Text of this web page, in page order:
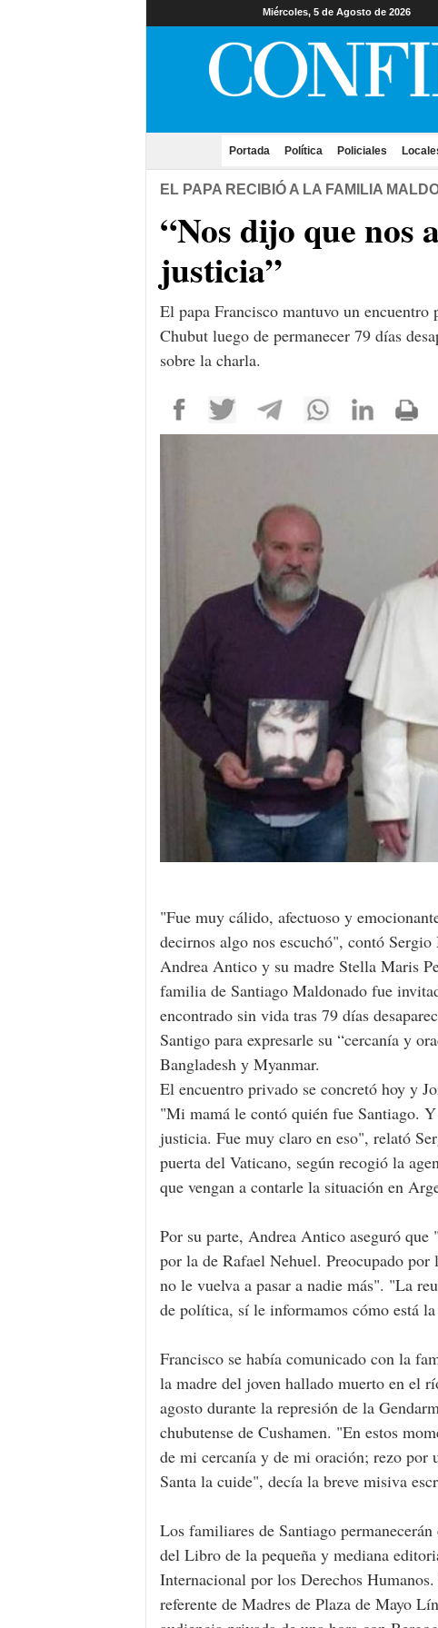
Miércoles, 5 de Agosto de 2026
Portada(current)
Política Policiales
EL PAPA RECIBIÓ A LA FAMILIA
“Nos dijo que nos
justicia”
El papa Francisco mantuvo un
Chubut luego de permanecer 79 días
sobre la charla.
"Fue muy cálido, afectuoso y
decirnos algo nos escuchó", contó
Andrea Antico y su madre Stella Maris
familia de Santiago Maldonado fue
encontrado sin vida tras 79 días
Santigo para expresarle su “cercanía y
Bangladesh y Myanmar.
El encuentro privado se concretó hoy y
"Mi mamá le contó quién fue Santiago.
justicia. Fue muy claro en eso", relató
puerta del Vaticano, según recogió la
que vengan a contarle la situación en
Por su parte, Andrea Antico aseguró
por la de Rafael Nehuel. Preocupado
no le vuelva a pasar a nadie más". "La
de política, sí le informamos cómo está
Francisco se había comunicado con la
la madre del joven hallado muerto en el
agosto durante la represión de la
chubutense de Cushamen. "En estos
de mi cercanía y de mi oración; rezo por
Santa la cuide", decía la breve misiva
Los familiares de Santiago
del Libro de la pequeña y mediana
Internacional por los Derechos
referente de Madres de Plaza de Mayo